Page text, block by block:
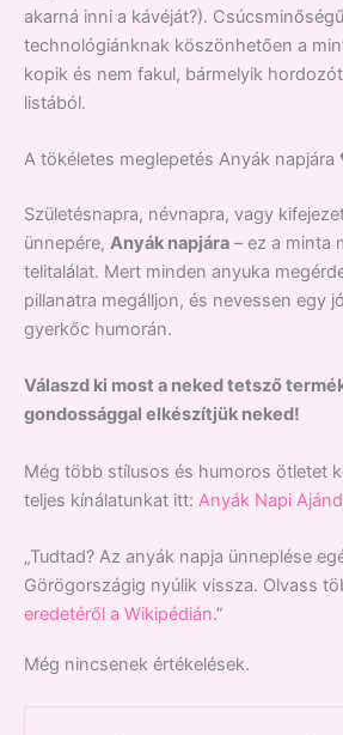
akarná inni a kávéját?).
technológiánknak köszönhetően a
kopik és nem fakul, bármelyik
listából.
A tökéletes meglepetés Anyák napjára
Születésnapra, névnapra, vagy
ünnepére, Anyák napjára – ez a minta
telitalálat. Mert minden anyuka
pillanatra megálljon, és nevessen egy
gyerkőc humorán.
Válaszd ki most a neked tetsző
gondossággal elkészítjük neked!
Még több stílusos és humoros ötletet
teljes kínálatunkat itt: Anyák Napi
„Tudtad? Az anyák napja ünneplése
Görögországig nyúlik vissza. Olvass
eredetéről a Wikipédián.”
Még nincsenek értékelések.